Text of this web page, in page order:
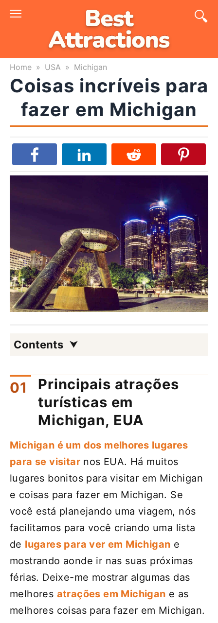
Skip
Home » USA » Michigan
Coisas incríveis para
fazer em Michigan
Contents
Principais atrações
turísticas em
Michigan, EUA
Michigan é um dos melhores lugares
para se visitar nos EUA. Há muitos
lugares bonitos para visitar em Michigan
e coisas para fazer em Michigan. Se
você está planejando uma viagem, nós
facilitamos para você criando uma lista
de lugares para ver em Michigan e
mostrando aonde ir nas suas próximas
férias. Deixe-me mostrar algumas das
melhores atrações em Michigan e as
melhores coisas para fazer em Michigan.